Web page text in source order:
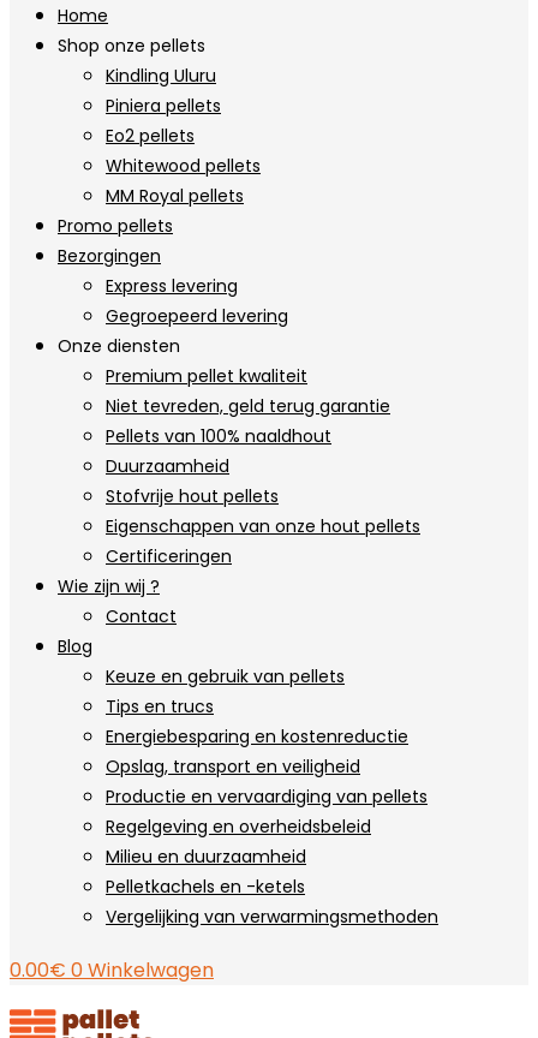
Home
Shop onze pellets
Kindling Uluru
Piniera pellets
Eo2 pellets
Whitewood pellets
MM Royal pellets
Promo pellets
Bezorgingen
Express levering
Gegroepeerd levering
Onze diensten
Premium pellet kwaliteit
Niet tevreden, geld terug garantie
Pellets van 100% naaldhout
Duurzaamheid
Stofvrije hout pellets
Eigenschappen van onze hout pellets
Certificeringen
Wie zijn wij ?
Contact
Blog
Keuze en gebruik van pellets
Tips en trucs
Energiebesparing en kostenreductie
Opslag, transport en veiligheid
Productie en vervaardiging van pellets
Regelgeving en overheidsbeleid
Milieu en duurzaamheid
Pelletkachels en -ketels
Vergelijking van verwarmingsmethoden
0.00€ 0Winkelwagen